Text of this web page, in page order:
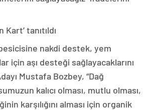
Kart’ tanıtıldı
nakdi destek, yem
için aşı desteği sağlayacaklarını
Mustafa Bozbey, “Dağ
kalıcı olması, mutlu olması,
karşılığını alması için organik